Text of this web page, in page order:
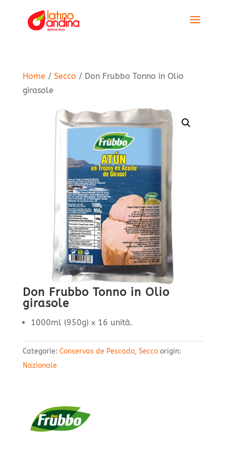
Home / Secco / Don Frubbo Tonno in Olio
girasole
Don Frubbo Tonno in Olio
girasole
1000ml (950g) x 16 unità.
Categorie: Conservas de Pescado, Secco origin:
Nazionale